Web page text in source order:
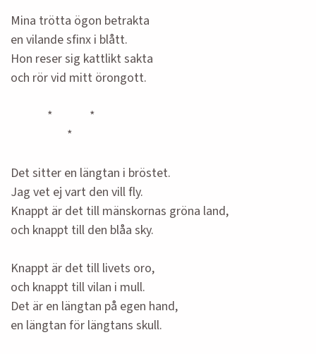
Mina trötta ögon betrakta
en vilande sfinx i blått.
Hon reser sig kattlikt sakta
och rör vid mitt örongott.
* *
*
Det sitter en längtan i bröstet.
Jag vet ej vart den vill fly.
Knappt är det till mänskornas gröna land,
och knappt till den blåa sky.
Knappt är det till livets oro,
och knappt till vilan i mull.
Det är en längtan på egen hand,
en längtan för längtans skull.